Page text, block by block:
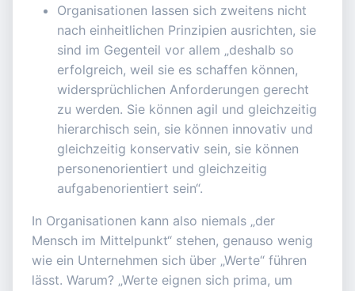
Organisationen lassen sich zweitens nicht
nach einheitlichen Prinzipien ausrichten, sie
sind im Gegenteil vor allem „deshalb so
erfolgreich, weil sie es schaffen können,
widersprüchlichen Anforderungen gerecht
zu werden. Sie können agil und gleichzeitig
hierarchisch sein, sie können innovativ und
gleichzeitig konservativ sein, sie können
personenorientiert und gleichzeitig
aufgabenorientiert sein“.
In Organisationen kann also niemals „der
Mensch im Mittelpunkt“ stehen, genauso wenig
wie ein Unternehmen sich über „Werte“ führen
lässt. Warum? „Werte eignen sich prima, um